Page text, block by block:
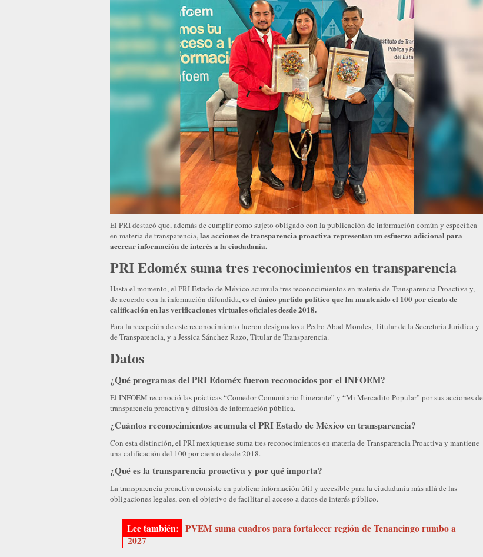
El PRI destacó que, además de cumplir como sujeto obligado con la publicación de información común y específica
en materia de transparencia,las acciones de transparencia proactiva representan un esfuerzo adicional para
acercar información de interés a la ciudadanía.
PRI Edoméx suma tres reconocimientos en transparencia
Hasta el momento, el PRI Estado de México acumula tres reconocimientos en materia de Transparencia Proactiva y,
de acuerdo con la información difundida,es el único partido político que ha mantenido el 100 por ciento de
calificación en las verificaciones virtuales oficiales desde 2018.
Para la recepción de este reconocimiento fueron designados a Pedro Abad Morales, Titular de la Secretaría Jurídica y
de Transparencia, y a Jessica Sánchez Razo, Titular de Transparencia.
Datos
¿Qué programas del PRI Edoméx fueron reconocidos por el INFOEM?
El INFOEM reconoció las prácticas “Comedor Comunitario Itinerante” y “Mi Mercadito Popular” por sus acciones de
transparencia proactiva y difusión de información pública.
¿Cuántos reconocimientos acumula el PRI Estado de México en transparencia?
Con esta distinción, el PRI mexiquense suma tres reconocimientos en materia de Transparencia Proactiva y mantiene
una calificación del 100 por ciento desde 2018.
¿Qué es la transparencia proactiva y por qué importa?
La transparencia proactiva consiste en publicar información útil y accesible para la ciudadanía más allá de las
obligaciones legales, con el objetivo de facilitar el acceso a datos de interés público.
PVEM suma cuadros para fortalecer región de Tenancingo rumbo a
2027